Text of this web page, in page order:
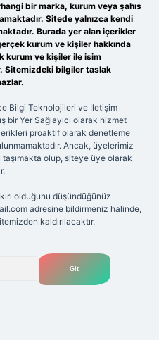
bir marka, kurum veya şahıs
Sitede yalnızca kendi
Burada yer alan içerikler
kurum ve kişiler hakkında
kurum ve kişiler ile isim
Sitemizdeki bilgiler taslak
Bilgi Teknolojileri ve İletişim
bir Yer Sağlayıcı olarak hizmet
proaktif olarak denetleme
Ancak, üyelerimiz
olup, siteye üye olarak
olduğunu düşündüğünüz
adresine bildirmeniz halinde,
kaldırılacaktır.